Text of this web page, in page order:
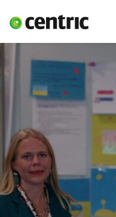
Oplossingen
Over Centric
Careers
Insights